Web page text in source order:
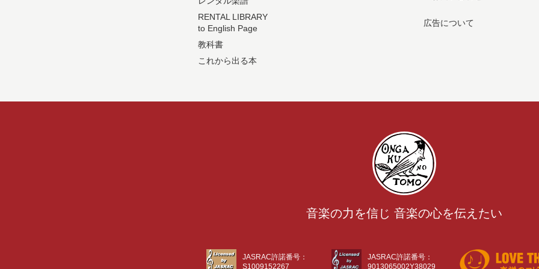
RENTAL LIBRARY
to English Page
教科書
これから出る本
広告について
音楽の力を信じ 音楽の心を伝えたい
JASRAC許諾番号：
S1009152267
JASRAC許諾番号：
9013065002Y38029